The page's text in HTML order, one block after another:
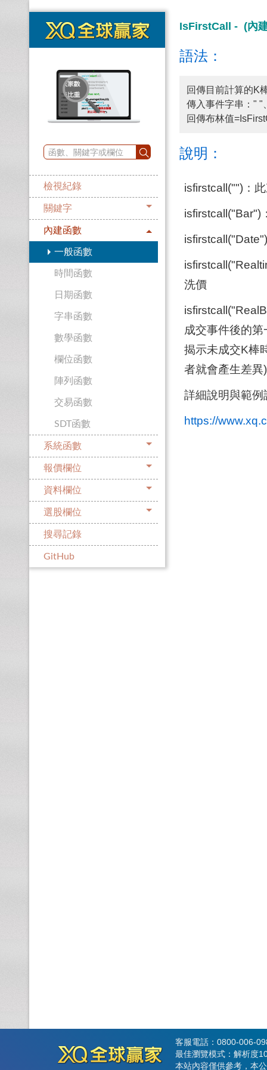
檢視紀錄
關鍵字
內建函數
一般函數
時間函數
日期函數
字串函數
數學函數
欄位函數
陣列函數
交易函數
SDT函數
系統函數
報價欄位
資料欄位
選股欄位
搜尋記錄
GitHub
IsFirstCall - (內
語法：
回傳目前計算的K
傳入事件字串："
回傳布林值
說明：
isfirstcall("")：
isfirstcall("Bar")
洗價
成交事件後的
揭示未成交K棒
者就會產生差異)
詳細說明與範例
https://
客服電話：0800-006-
最佳瀏覽模式：解析度
本站內容僅供參考，本